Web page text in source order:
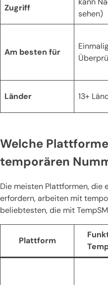
Zugriff
sehen)
Am besten für
Länder 13+
Welche
temporären
Die meisten Plattformen, die
erfordern, arbeiten mit
beliebtesten, die mit
Plattform